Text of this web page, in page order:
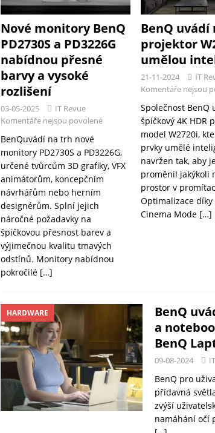
Nové monitory BenQ
PD2730S a PD3226G
nabídnou přesné
barvy a vysoké
rozlišení
03-05-2025
IT Revue
Komentáře nejsou povolené
BenQuvádí na trh nové
monitory PD2730S a PD3226G,
určené tvůrcům 3D grafiky, VFX
animátorům, koncepčním
návrhářům nebo herním
designérům. Splní jejich
náročné požadavky na
špičkovou přesnost barev a
výjimečnou kvalitu tmavých
odstínů. Monitory nabídnou
pokročilé […]
BenQ uvádí
projektor
umělou
21-11-2024
IT
Komentáře nejsou
Společnost BenQ
špičkový 4K HDR
model W2720i,
prvky umělé
navržen tak, aby
proměnil jakýkoli
prostor v
Optimalizace díky
Cinema Mode […]
HARDWARE
BenQ
a
BenQ
09-08-2024
BenQ pro
přídavná
zvýší
namáhání očí